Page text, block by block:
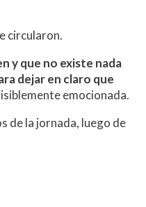
circularon.
y que no existe nada
dejar en claro que
emocionada.
de la jornada, luego de